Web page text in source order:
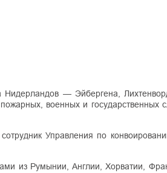
Нидерландов — Эйбергена,
военных и государственных
Управления по
из Румынии, Англии, Хорватии,